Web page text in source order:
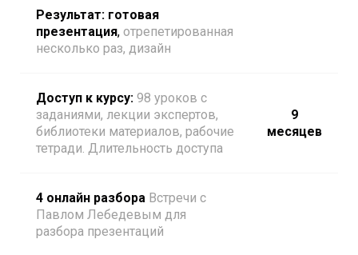
Результат: готовая
презентация, отрепетированная
несколько раз, дизайн
Доступ к курсу: 98 уроков с
заданиями, лекции экспертов,
библиотеки материалов, рабочие
тетради. Длительность доступа
9
месяцев
4 онлайн разбора Встречи с
Павлом Лебедевым для
разбора презентаций